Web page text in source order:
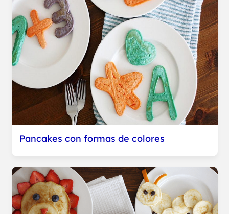
Pancakes con formas de colores